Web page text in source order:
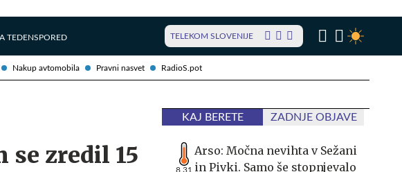
Nakup avtomobila Pravni nasvet RadioS.pot
TEDENSPORED TELEKOM SLOVENIJE
se zredil 15
KAJ BERETE ZADNJE OBJAVE
8,31
Arso: Močna nevihta v Sežani
in Pivki. Samo še stopnjevalo